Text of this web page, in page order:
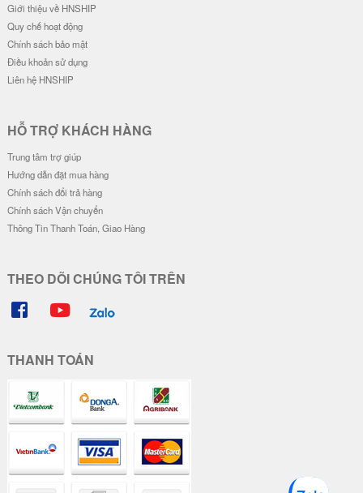
Giới thiệu về HNSHIP
Quy chế hoạt động
Chính sách bảo mật
Điều khoản sử dụng
Liên hệ HNSHIP
HỖ TRỢ KHÁCH HÀNG
Trung tâm trợ giúp
Hướng dẫn đặt mua hàng
Chính sách đổi trả hàng
Chính sách Vận chuyển
Thông Tin Thanh Toán, Giao Hàng
THEO DÕI CHÚNG TÔI TRÊN
THANH TOÁN